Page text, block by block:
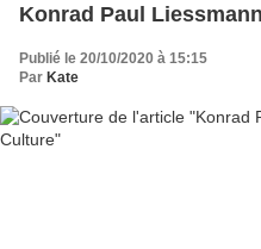
Konrad Paul
Publié le 20/10/2020 à 15:15
Par Kate